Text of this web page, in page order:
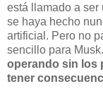
está llamado a ser
se haya hecho
artificial. Pero no
sencillo para Musk.
operando sin los
tener